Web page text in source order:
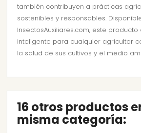
también contribuyen a prácticas
sostenibles y responsables.
InsectosAuxiliares.com, este producto
inteligente para cualquier agricultor
la salud de sus cultivos y el medio
16 otros productos
misma categoría: